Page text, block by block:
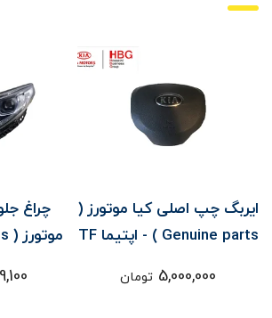
ايربگ چپ اصلی کیا موتورز (
Genuine parts ) - اپتيما TF
5,000,000 تومان
چراغ